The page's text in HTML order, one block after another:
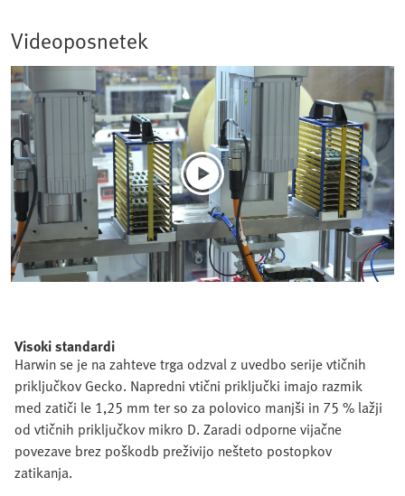
Videoposnetek
Visoki standardi
Harwin se je na zahteve trga odzval z uvedbo serije vtičnih
priključkov Gecko. Napredni vtični priključki imajo razmik
med zatiči le 1,25 mm ter so za polovico manjši in 75 % lažji
od vtičnih priključkov mikro D. Zaradi odporne vijačne
povezave brez poškodb preživijo nešteto postopkov
zatikanja.